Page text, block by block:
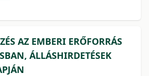
AZ EMBERI ERŐFORRÁS
ÁLLÁSHIRDETÉSEK